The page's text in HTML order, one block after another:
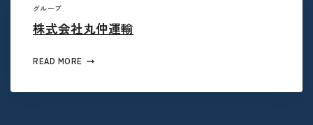
グループ
株式会社丸仲運輸
READ MORE